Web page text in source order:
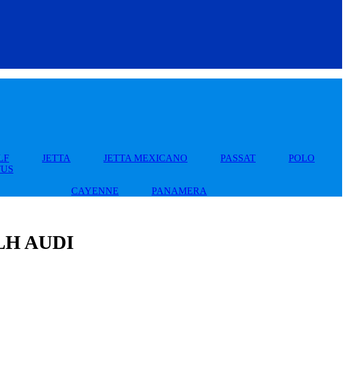
JETTA JETTA MEXICANO PASSAT
POLO
CAYENNE
PANAMERA
AUDI